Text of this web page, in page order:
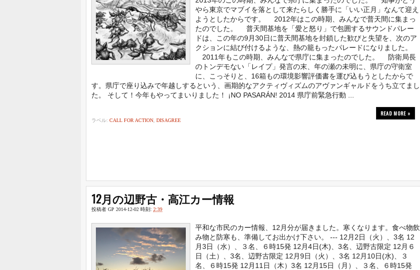
やら東京でマブイを落として来たらしく勝手に「いい正月」なんて迎え
ようとしたからです。 2012年はこの時期、みんなで普天間に集まっ
たのでした。 普天間基地を「愛と怒り」で包囲するサウンドパレー
ドは、この年の9月30日に普天間基地を封鎖した歓びと失望を、次のア
クションに結び付けるような、熱の籠もったパレードになりました。
2011年もこの時期、みんなで県庁に集まったのでした。 防衛局長
のトンデモない「レイプ」発言の末、年の瀬の未明に、県庁の守衛室
に、こっそりと、16箱もの環境影響評価書を運び込もうとしたからで
す。県庁で座り込みで年越しするという、画期的なアクティヴィズムのアヴァンギャルドをうち立てまし
た。 そして！今年もやってまいりました！ ¡NO PASARÁN! 2014 県庁前緊急行動 ...
READ MORE »
ラベル: CALL FOR ACTION DISAGREE
12月の辺野古・高江カー情報
投稿者 GP 2014-12-02 時刻: 2:39
平和な市民のカー情報、12月分が届きました。寒くなります。食べ物飲
み物と防寒も、準備してお出かけ下さい。 --- 12月2日（火）、3名 12
月3日（水）、３名、６時15発 12月4日(木)、3名、辺野古限定 12月６
日（土）、3名、辺野古限定 12月9日（火）、3名 12月10日(水)、３
名、６時15発 12月11日（木）3名 12月15日（月）、３名、６時15発